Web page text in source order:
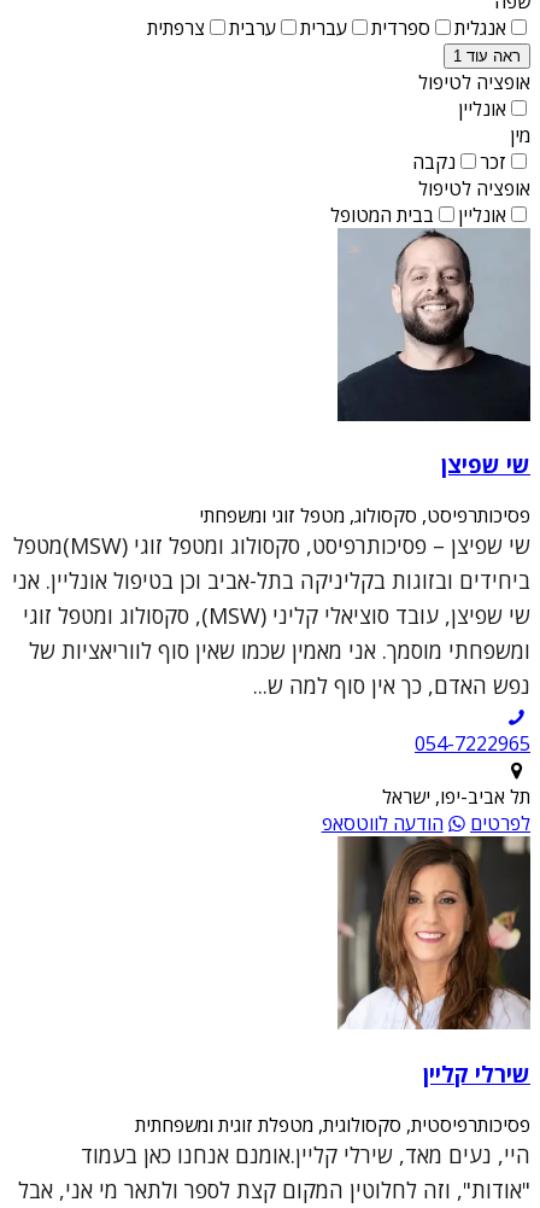
אנגלית
ספרדית עברית ערבית צרפתית
ראה עוד 1
אופציה לטיפול
אונליין
מין
זכר
נקבה
אופציה לטיפול
אונליין
בבית המטופל
שי שפיצן
פסיכותרפיסט, סקסולוג, מטפל זוגי ומשפחתי
שי שפיצן – פסיכותרפיסט, סקסולוג ומטפל זוגי (MSW)מטפל
ביחידים ובזוגות בקליניקה בתל-אביב וכן בטיפול אונליין. אני
שי שפיצן, עובד סוציאלי קליני (MSW), סקסולוג ומטפל זוגי
ומשפחתי מוסמך. אני מאמין שכמו שאין סוף לווריאציות של
נפש האדם, כך אין סוף למה ש...
054-7222965
תל אביב-יפו, ישראל
לפרטים
הודעה לווטסאפ
שירלי קליין
פסיכותרפיסטית, סקסולוגית, מטפלת זוגית ומשפחתית
היי, נעים מאד, שירלי קליין.אומנם אנחנו כאן בעמוד
"אודות", וזה לחלוטין המקום קצת לספר ולתאר מי אני, אבל